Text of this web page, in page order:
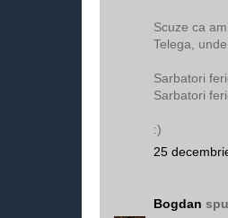
Scuze ca
Telega,
Sarbatori
Sarbatori
:)
25
Bogdan